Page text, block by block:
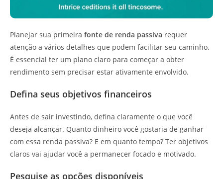
Planejar sua primeira fonte de renda passiva requer
atenção a vários detalhes que podem facilitar seu caminho.
É essencial ter um plano claro para começar a obter
rendimento sem precisar estar ativamente envolvido.
Defina seus objetivos financeiros
Antes de sair investindo, defina claramente o que você
deseja alcançar. Quanto dinheiro você gostaria de ganhar
com essa renda passiva? E em quanto tempo? Ter objetivos
claros vai ajudar você a permanecer focado e motivado.
Pesquise as opções disponíveis